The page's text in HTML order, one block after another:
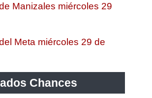
Manizales miércoles 29
Meta miércoles 29 de
Chances